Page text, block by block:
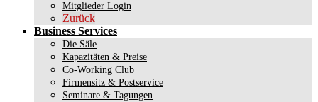
Mitglieder Login
Zurück
Business Services
Die Säle
Kapazitäten & Preise
Co-Working Club
Firmensitz & Postservice
Seminare & Tagungen